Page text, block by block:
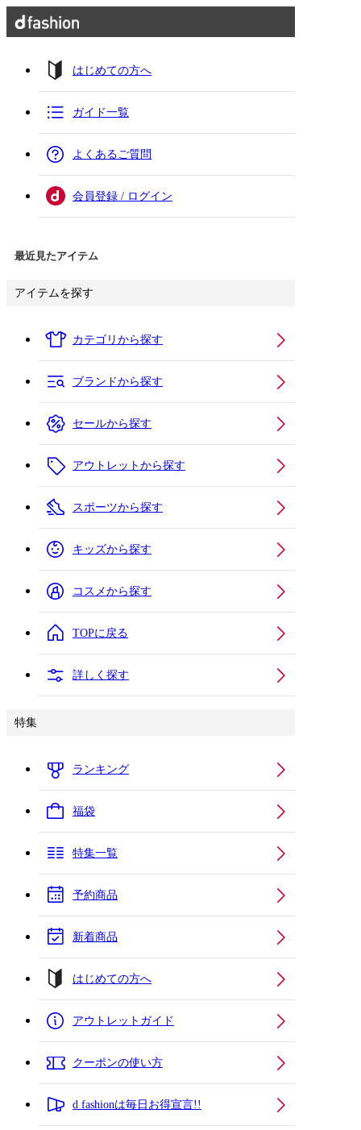
はじめての方へ
ガイド一覧
よくあるご質問
会員登録 / ログイン
最近見たアイテム
アイテムを探す
カテゴリから探す
ブランドから探す
セールから探す
アウトレットから探す
スポーツから探す
キッズから探す
コスメから探す
TOPに戻る
詳しく探す
特集
ランキング
福袋
特集一覧
予約商品
新着商品
はじめての方へ
アウトレットガイド
クーポンの使い方
d fashionは毎日お得宣言!!